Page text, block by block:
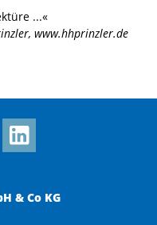
...«
, www.hhprinzler.de
& Co KG